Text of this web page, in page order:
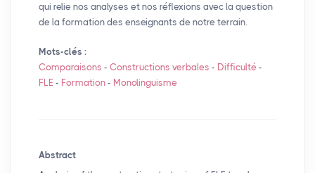
qui relie nos analyses et nos réflexions avec la question
de la formation des enseignants de notre terrain.
Mots-clés :
Comparaisons - Constructions verbales - Difficulté -
FLE - Formation - Monolinguisme
Abstract